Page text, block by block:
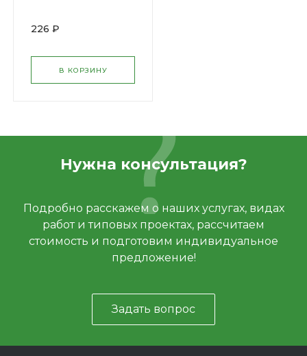
226 ₽
В КОРЗИНУ
Нужна консультация?
Подробно расскажем о наших услугах, видах
работ и типовых проектах, рассчитаем
стоимость и подготовим индивидуальное
предложение!
Задать вопрос